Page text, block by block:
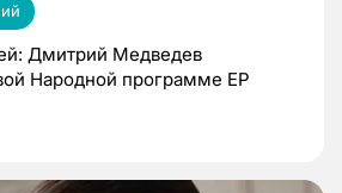
Дмитрий Медведев
Народной программе ЕР